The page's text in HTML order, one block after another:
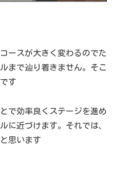
ースが大きく変わるのでた
まで辿り着きません。そこ
です
で効率良くステージを進め
に近づけます。それでは、
思います